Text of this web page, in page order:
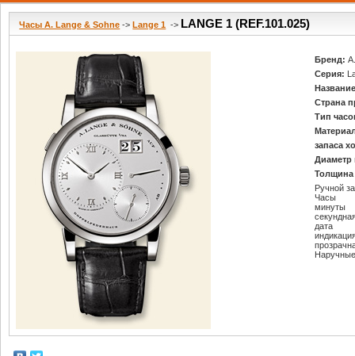
Часы A. Lange & Sohne -> Lange 1 -> LANGE 1 (REF.101.025)
Бренд:
Серия:
Страна
Тип
запаса
Диаметр
Ручной
Часы
минуты
дата